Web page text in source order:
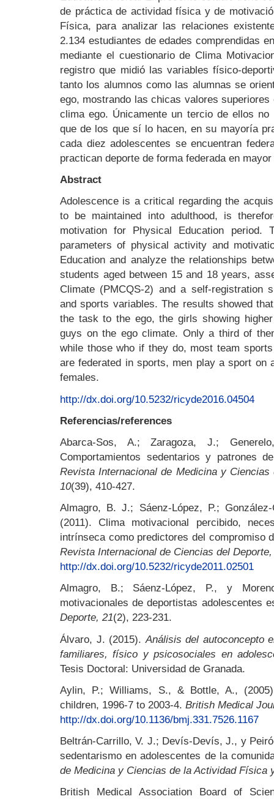
de práctica de actividad física y de
Física, para analizar las relaciones
2.134 estudiantes de edades comprendidas
mediante el cuestionario de Clima
registro que midió las variables físico-
tanto los alumnos como las alumnas se
ego, mostrando las chicas valores
clima ego. Únicamente un tercio de ellos
que de los que sí lo hacen, en su mayoría
cada diez adolescentes se encuentran
practican deporte de forma federada en
Abstract
Adolescence is a critical regarding the
to be maintained into adulthood, is
motivation for Physical Education
parameters of physical activity and
Education and analyze the relationships
students aged between 15 and 18 years,
Climate (PMCQS-2) and a self-registration
and sports variables. The results showed
the task to the ego, the girls showing
guys on the ego climate. Only a third of
while those who if they do, most team
are federated in sports, men play a sport on
females.
http://dx.doi.org/10.5232/ricyde2016.04504
Referencias/references
Abarca-Sos, A.; Zaragoza, J.;
Comportamientos sedentarios y patrones
Revista Internacional de Medicina y
10(39), 410-427.
Almagro, B. J.; Sáenz-López, P.;
(2011). Clima motivacional percibido,
intrínseca como predictores del compromiso
Revista Internacional de Ciencias del
http://dx.doi.org/10.5232/ricyde2011.02501
Almagro, B.; Sáenz-López, P., y
motivacionales de deportistas adolescentes
Deporte, 21(2), 223-231.
Álvaro, J. (2015). Análisis del autoconcepto
familiares, físico y psicosociales en
Tesis Doctoral: Universidad de Granada.
Aylin, P.; Williams, S., & Bottle, A.,
children, 1996-7 to 2003-4. British Medical
http://dx.doi.org/10.1136/bmj.331.7526.1167
Beltrán-Carrillo, V. J.; Devís-Devís, J., y
sedentarismo en adolescentes de la
de Medicina y Ciencias de la Actividad Física
British Medical Association Board of